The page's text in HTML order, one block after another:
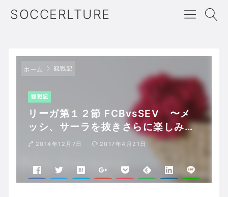
SOCCERLTURE
ホーム 観戦記
観戦記
リーガ第１２節 FCBvsSEV 〜メ
ッシ、サーラを抜きさらに楽しみな
選手に〜
2014年12月7日 2017年4月21日